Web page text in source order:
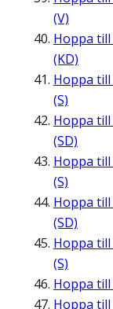
(V)
Hoppa till
(KD)
Hoppa till
(S)
Hoppa till
(SD)
Hoppa till
(S)
Hoppa till
(SD)
Hoppa till
(S)
Hoppa till
Hoppa till